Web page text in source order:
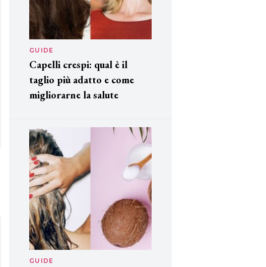
GUIDE
Capelli crespi: qual è il
taglio più adatto e come
migliorarne la salute
GUIDE